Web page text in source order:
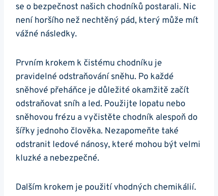
se o bezpečnost ‍našich chodníků⁢ postarali. Nic
není horšího ⁢než nechtěný pád, který může mít
‌vážné následky.
Prvním krokem k čistému chodníku je
pravidelné odstraňování sněhu. Po každé
sněhové⁤ přeháňce je důležité okamžitě začít​
odstraňovat sníh‍ a led. Použijte lopatu nebo
sněhovou frézu a vyčistěte chodník alespoň do
šířky jednoho člověka. Nezapomeňte také
odstranit‍ ledové nánosy, které mohou být velmi
kluzké a nebezpečné.
Dalším krokem je použití vhodných chemikálií.‌